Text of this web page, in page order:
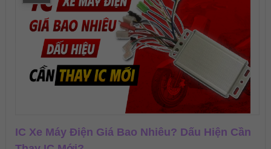
IC Xe Máy Điện Giá Bao Nhiêu? Dấu Hiện Cần